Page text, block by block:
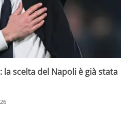
la scelta del Napoli è già stata